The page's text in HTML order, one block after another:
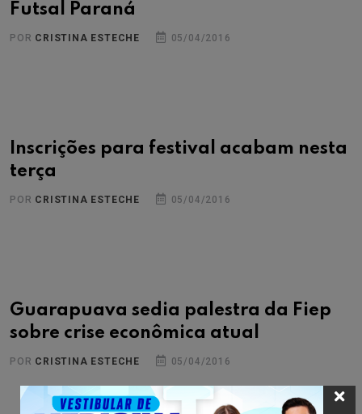
Futsal Paraná
POR CRISTINA ESTECHE 05/04/2016
Inscrições para festival acabam nesta
terça
POR CRISTINA ESTECHE 05/04/2016
Guarapuava sedia palestra da Fiep
sobre crise econômica atual
POR CRISTINA ESTECHE 05/04/2016